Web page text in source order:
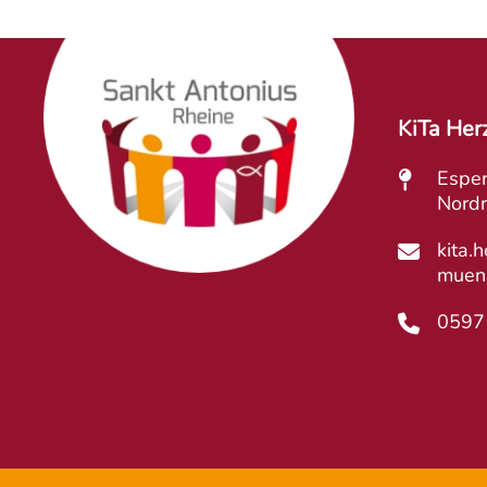
KiTa